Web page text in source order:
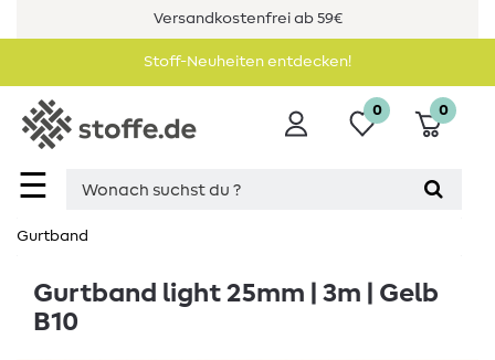
Versandkostenfrei ab 59€
Stoff-Neuheiten entdecken!
☰
0 0
Gurtband
Gurtband light 25mm | 3m | Gelb
B10